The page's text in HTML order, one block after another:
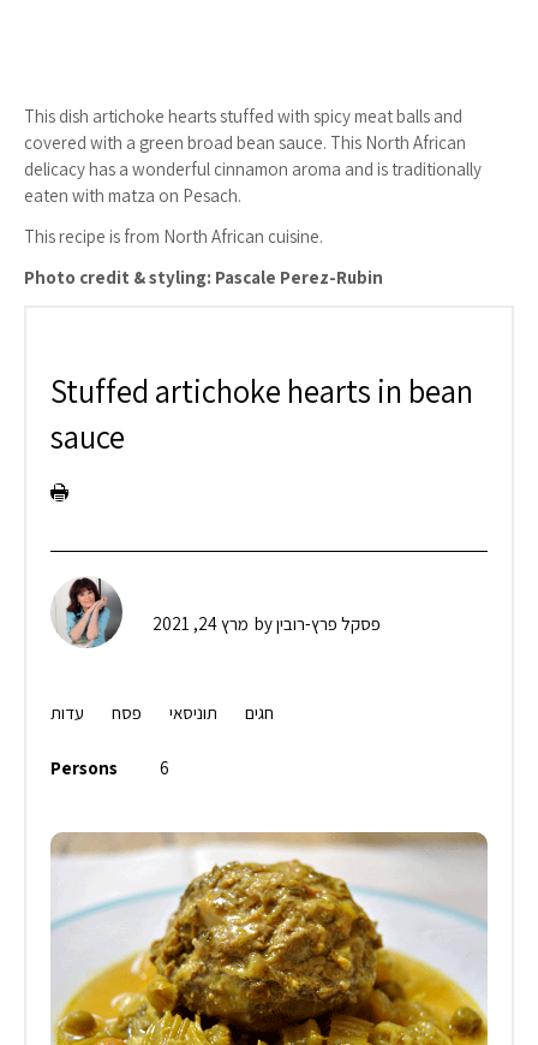
This dish artichoke hearts stuffed with spicy meat balls and
covered with a green broad bean sauce. This North African
delicacy has a wonderful cinnamon aroma and is traditionally
eaten with matza on Pesach.
This recipe is from North African cuisine.
Photo credit & styling: Pascale Perez-Rubin
Stuffed artichoke hearts in bean
sauce
מרץ 24, 2021 byפסקל פרץ-רובין
חגים תוניסאי פסח עדות
Persons 6